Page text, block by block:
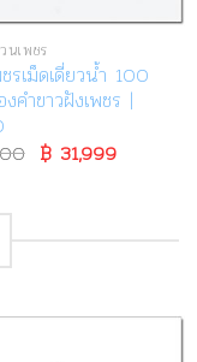
เพชร
รเม็ดเดี่ยวน้ำ 100
คำขาวฝังเพชร |
Original
price
฿31,999Current